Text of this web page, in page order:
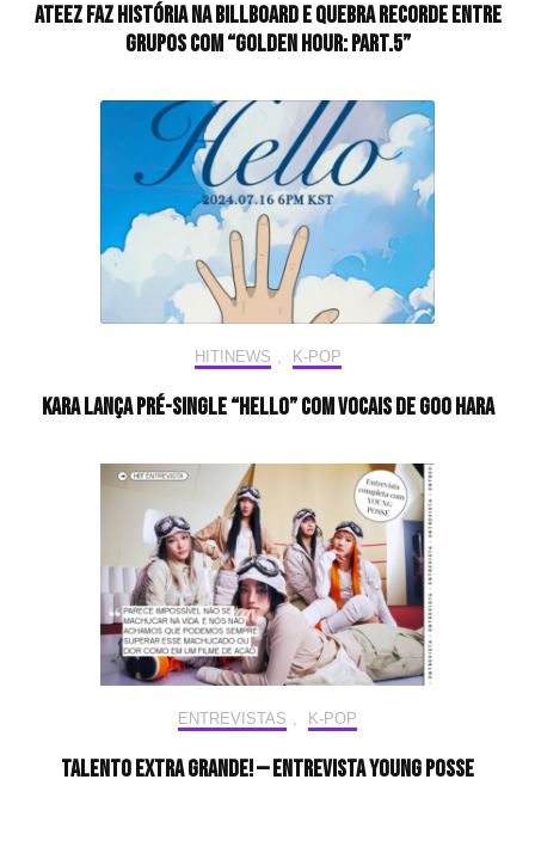
ATEEZ faz história na Billboard e quebra recorde entre
grupos com “GOLDEN HOUR: Part.5”
HIT!NEWS K-POP
KARA lança pré-single “Hello” com vocais de Goo Hara
ENTREVISTAS , K-POP
Talento extra grande! — Entrevista YOUNG POSSE